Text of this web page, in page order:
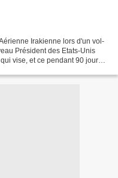
Irakienne lors d'un vol-
Président des Etats-Unis
vise, et ce pendant 90 jours